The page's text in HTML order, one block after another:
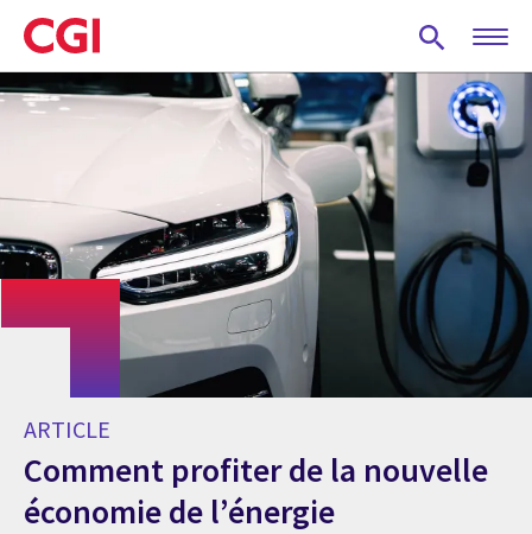
Skip
to
main
content
ARTICLE
Comment profiter de la nouvelle
économie de l’énergie